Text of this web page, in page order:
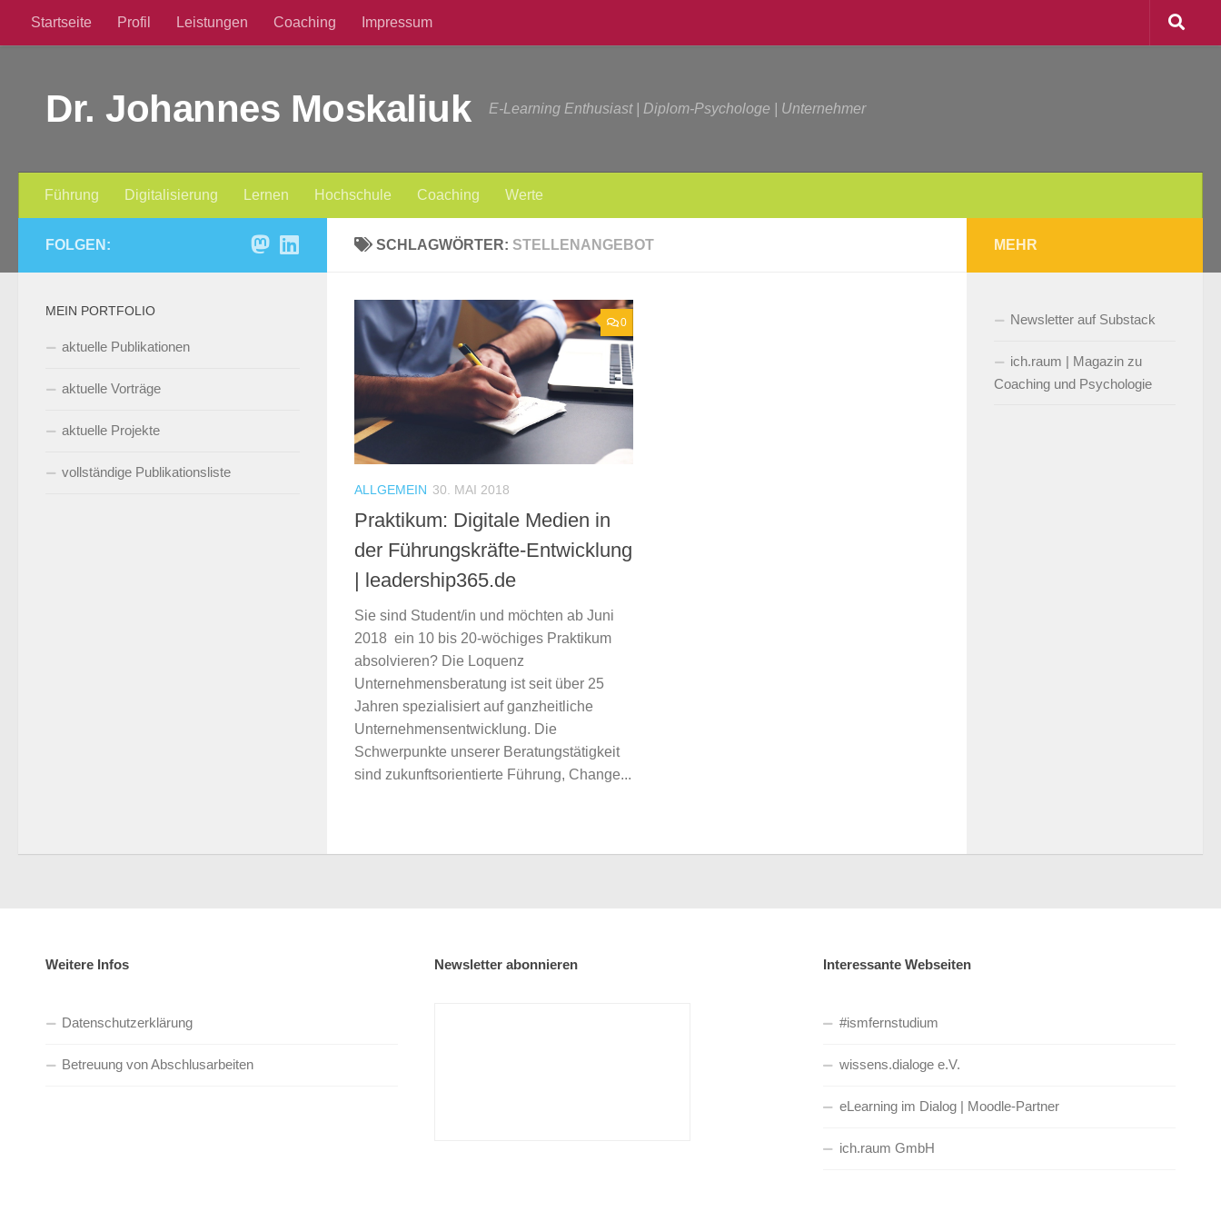
Zum Inhalt springen
Startseite Profil Leistungen Coaching Impressum
Dr. Johannes Moskaliuk E-Learning Enthusiast | Diplom-Psychologe | Unternehmer
Führung Digitalisierung Lernen Hochschule Coaching Werte
SCHLAGWÖRTER: STELLENANGEBOT
0
ALLGEMEIN 30. MAI 2018
Praktikum: Digitale Medien in
der Führungskräfte-Entwicklung
| leadership365.de
Sie sind Student/in und möchten ab Juni
2018 ein 10 bis 20-wöchiges Praktikum
absolvieren? Die Loquenz
Unternehmensberatung ist seit über 25
Jahren spezialisiert auf ganzheitliche
Unternehmensentwicklung. Die
Schwerpunkte unserer Beratungstätigkeit
sind zukunftsorientierte Führung, Change...
FOLGEN:
MEIN PORTFOLIO
aktuelle Publikationen
aktuelle Vorträge
aktuelle Projekte
vollständige Publikationsliste
MEHR
Newsletter auf Substack
ich.raum | Magazin zu
Coaching und Psychologie
Weitere Infos
Datenschutzerklärung
Betreuung von Abschlusarbeiten
Newsletter abonnieren Interessante Webseiten
#ismfernstudium
wissens.dialoge e.V.
eLearning im Dialog | Moodle-Partner
ich.raum GmbH